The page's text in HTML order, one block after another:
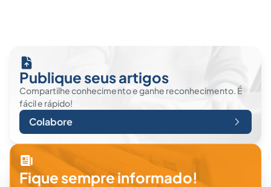
Publique seus artigos
Compartilhe conhecimento e ganhe reconhecimento. É
fácil e rápido!
Colabore
Fique sempre informado!